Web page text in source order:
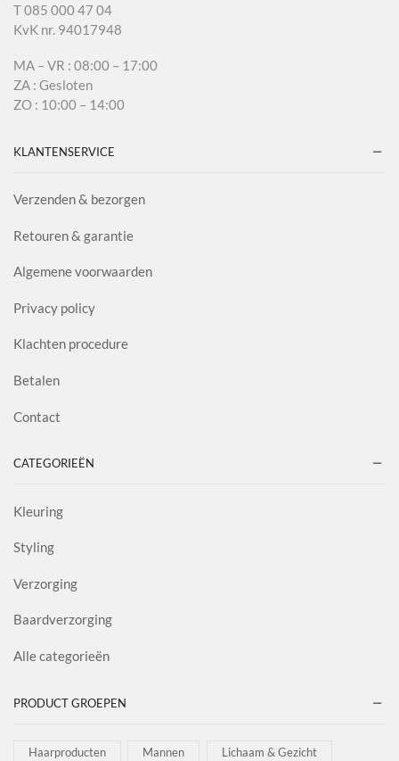
T 085 000 47 04
KvK nr. 94017948
MA – VR : 08:00 – 17:00
ZA : Gesloten
ZO : 10:00 – 14:00
KLANTENSERVICE
Verzenden & bezorgen
Retouren & garantie
Algemene voorwaarden
Privacy policy
Klachten procedure
Betalen
Contact
CATEGORIEËN
Kleuring
Styling
Verzorging
Baardverzorging
Alle categorieën
PRODUCT GROEPEN
Haarproducten Mannen Lichaam & Gezicht